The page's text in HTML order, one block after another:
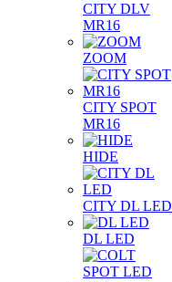
CITY DLV
MR16
ZOOM
CITY SPOT
MR16
HIDE
CITY DL LED
DL LED